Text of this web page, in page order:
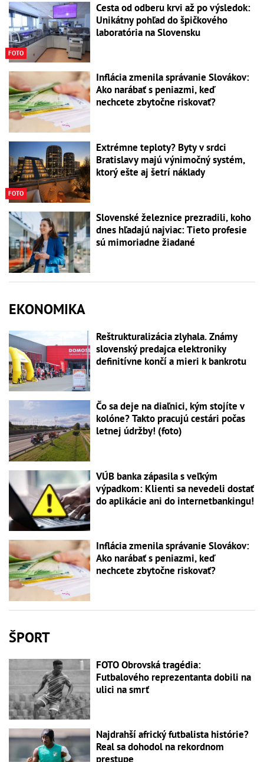
FOTO
Cesta od odberu krvi až po výsledok:
Unikátny pohľad do špičkového
laboratória na Slovensku
Inflácia zmenila správanie Slovákov:
Ako narábať s peniazmi, keď
nechcete zbytočne riskovať?
FOTO
Extrémne teploty? Byty v srdci
Bratislavy majú výnimočný systém,
ktorý ešte aj šetrí náklady
Slovenské železnice prezradili, koho
dnes hľadajú najviac: Tieto profesie
sú mimoriadne žiadané
EKONOMIKA
Reštrukturalizácia zlyhala. Známy
slovenský predajca elektroniky
definitívne končí a mieri k bankrotu
Čo sa deje na diaľnici, kým stojíte v
kolóne? Takto pracujú cestári počas
letnej údržby! (foto)
VÚB banka zápasila s veľkým
výpadkom: Klienti sa nevedeli dostať
do aplikácie ani do internetbankingu!
Inflácia zmenila správanie Slovákov:
Ako narábať s peniazmi, keď
nechcete zbytočne riskovať?
ŠPORT
FOTO Obrovská tragédia:
Futbalového reprezentanta dobili na
ulici na smrť
Najdrahší africký futbalista histórie?
Real sa dohodol na rekordnom
prestupe